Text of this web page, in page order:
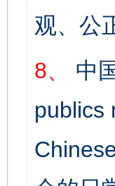
观、公
8、
中
publics